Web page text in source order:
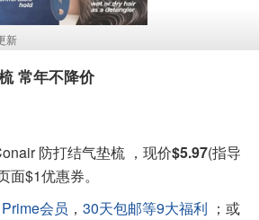
新
常年不降价
防打结气垫梳 ，现价$5.97(指导
$1优惠券。
会员 ， 30天包邮等9大福利 ；或